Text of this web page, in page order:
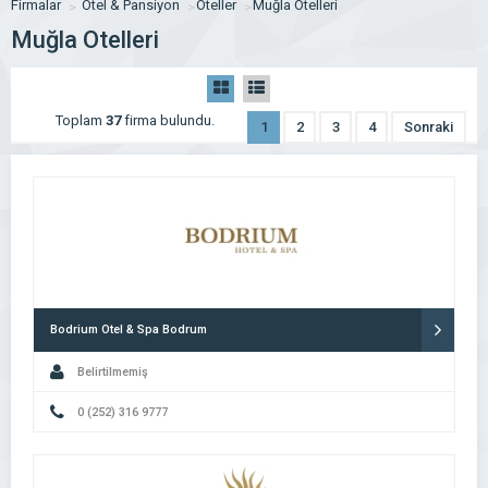
Firmalar Otel & Pansiyon Oteller Muğla Otelleri
Muğla Otelleri
Toplam 37firma bulundu. 1 2 3 4 Sonraki
Bodrium Otel & Spa Bodrum
Belirtilmemiş
0 (252) 316 9777